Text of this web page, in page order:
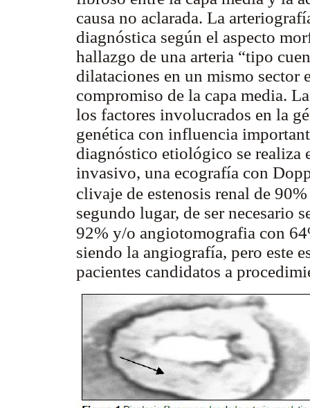
causa no aclarada. La
diagnóstica según el aspecto
hallazgo de una arteria “tipo
dilataciones en un mismo sector
compromiso de la capa media.
los factores involucrados en la
genética con influencia
diagnóstico etiológico se realiza
invasivo, una ecografía con
clivaje de estenosis renal de
segundo lugar, de ser necesario
92% y/o angiotomografia con
siendo la angiografía, pero este
pacientes candidatos a